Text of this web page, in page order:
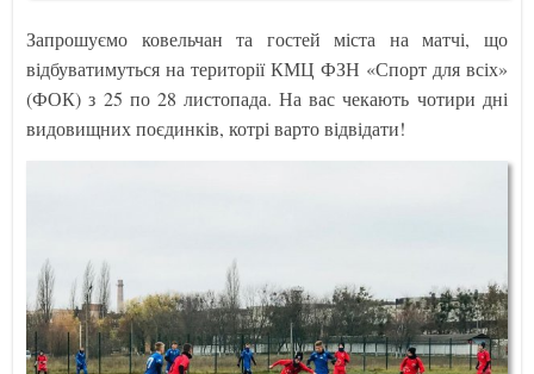
Запрошуємо ковельчан та гостей міста на матчі, що
відбуватимуться на території КМЦ ФЗН «Спорт для всіх»
(ФОК) з 25 по 28 листопада. На вас чекають чотири дні
видовищних поєдинків, котрі варто відвідати!